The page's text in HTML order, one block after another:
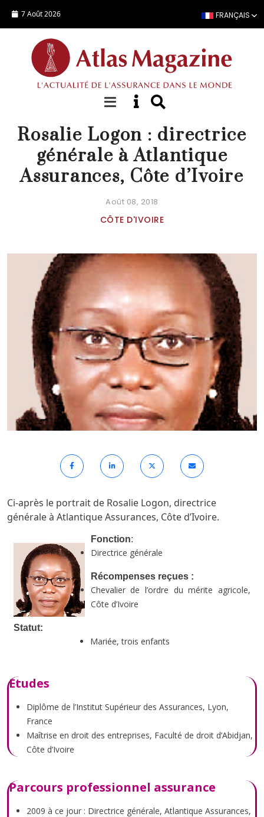
7 Août 2026 FRANÇAIS
PERSONNALITÉ
Rosalie Logon : directrice
générale à Atlantique
Assurances, Côte d’Ivoire
Août 08, 2018
CÔTE D'IVOIRE
Ci-après le portrait de Rosalie Logon, directrice
générale à Atlantique Assurances, Côte d’Ivoire.
Fonction:
Directrice générale
Récompenses reçues :
Chevalier de l’ordre du mérite agricole,
Côte d’Ivoire
Statut:
Mariée, trois enfants
Etudes
Diplôme de l’Institut Supérieur des Assurances, Lyon,
France
Maîtrise en droit des entreprises, Faculté de droit d’Abidjan,
Côte d’Ivoire
Parcours professionnel assurance
2009 à ce jour : Directrice générale, Atlantique Assurances,